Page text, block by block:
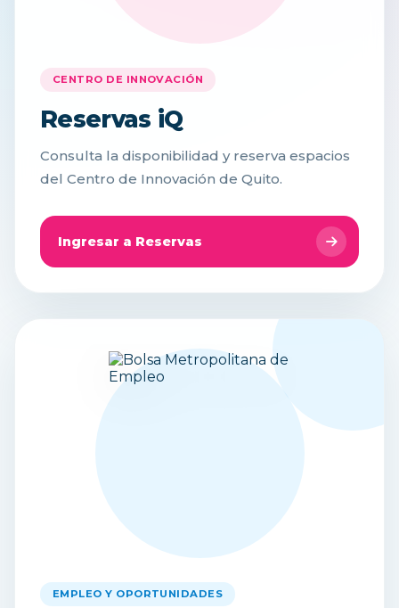
CENTRO DE INNOVACIÓN
Reservas iQ
Consulta la disponibilidad y reserva espacios
del Centro de Innovación de Quito.
Ingresar a Reservas
EMPLEO Y OPORTUNIDADES